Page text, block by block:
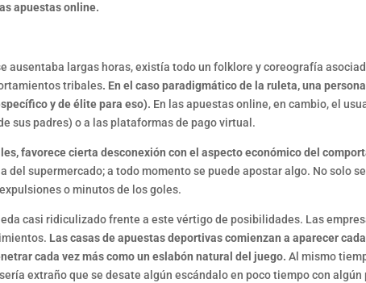
apuestas online.
ausentaba largas horas, existía todo un folklore y coreografía
tribales. En el caso paradigmático de la ruleta, una
y de élite para eso). En las apuestas online, en cambio, el
sus padres) o a las plataformas de pago virtual.
favorece cierta desconexión con el aspecto económico del
del supermercado; a todo momento se puede apostar algo. No solo
o minutos de los goles.
casi ridiculizado frente a este vértigo de posibilidades. Las
Las casas de apuestas deportivas comienzan a aparecer
cada vez más como un eslabón natural del juego. Al mismo
extraño que se desate algún escándalo en poco tiempo con